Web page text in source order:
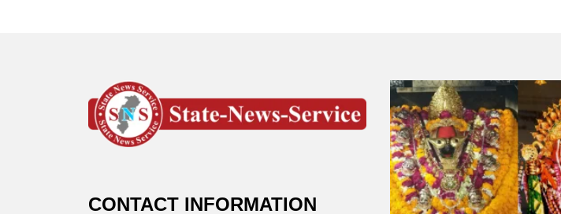
CONTACT INFORMATION